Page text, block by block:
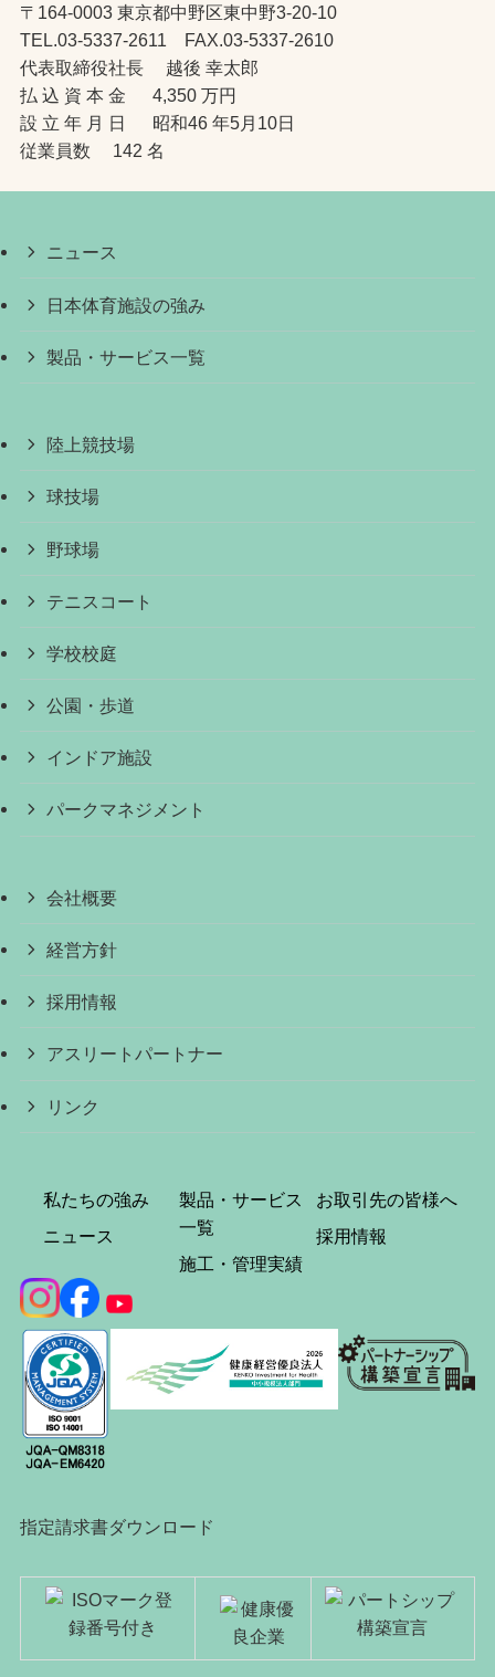
〒164-0003 東京都中野区東中野3-20-10
TEL.03-5337-2611 FAX.03-5337-2610
代表取締役社長 越後 幸太郎
払 込 資 本 金 4,350 万円
設 立 年 月 日 昭和46 年5月10日
従業員数 142 名
ニュース
日本体育施設の強み
製品・サービス一覧
陸上競技場
球技場
野球場
テニスコート
学校校庭
公園・歩道
インドア施設
パークマネジメント
会社概要
経営方針
採用情報
アスリートパートナー
リンク
私たちの強み
ニュース
製品・サービス
一覧
施工・管理実績
お取引先の皆様へ
採用情報
指定請求書ダウンロード